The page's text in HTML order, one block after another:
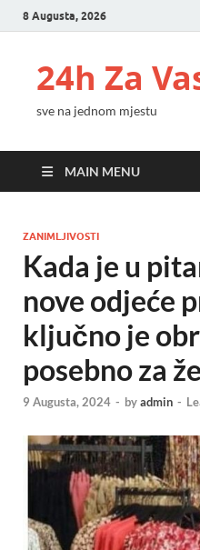
8 Augusta, 2026
24h Za
sve na jednom mjestu
MAIN MENU
ZANIMLJIVOSTI
Kada je u
nove odjeće
ključno je
posebno za
9 Augusta, 2024 - byadmin -